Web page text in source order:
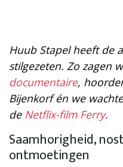
Huub Stapel heeft de
stilgezeten. Zo zagen
documentaire,
Bijenkorf én we
de Netflix-film Ferry.
Saamhorigheid,
ontmoetingen